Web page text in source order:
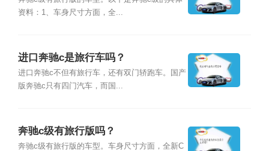
资料：1、车身尺寸方面，全...
进口奔驰c是旅行车吗？
进口奔驰c不但有旅行车，还有双门轿跑车。国产
版奔驰c只有四门汽车，而国...
奔驰c级有旅行版吗？
奔驰c级有旅行版的车型。车身尺寸方面，全新C